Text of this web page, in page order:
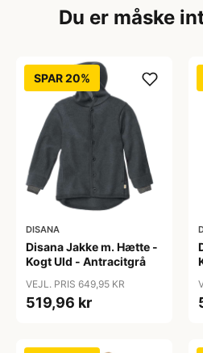
Du er måske
SPAR 20%
DISANA
Disana Jakke m. Hætte -
Kogt Uld - Antracitgrå
VEJL. PRIS 649,95 KR
519,96 kr